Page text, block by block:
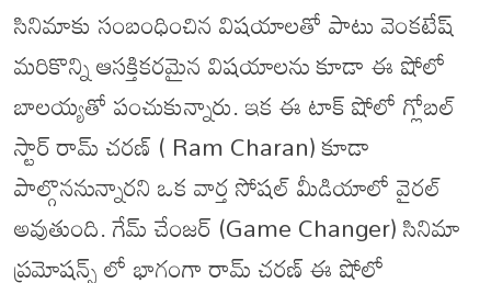
సినిమాకు సంబంధించిన విషయాలతో పాటు వెంకటేష్
మరికొన్ని ఆసక్తికరమైన విషయాలను కూడా ఈ షోలో
బాలయ్యతో పంచుకున్నారు. ఇక ఈ టాక్ షోలో గ్లోబల్
స్టార్ రామ్ చరణ్ ( Ram Charan) కూడా
పాల్గొననున్నారని ఒక వార్త సోషల్ మీడియాలో వైరల్
అవుతుంది. గేమ్ చేంజర్ (Game Changer) సినిమా
ప్రమోషన్స్ లో భాగంగా రామ్ చరణ్ ఈ షోలో